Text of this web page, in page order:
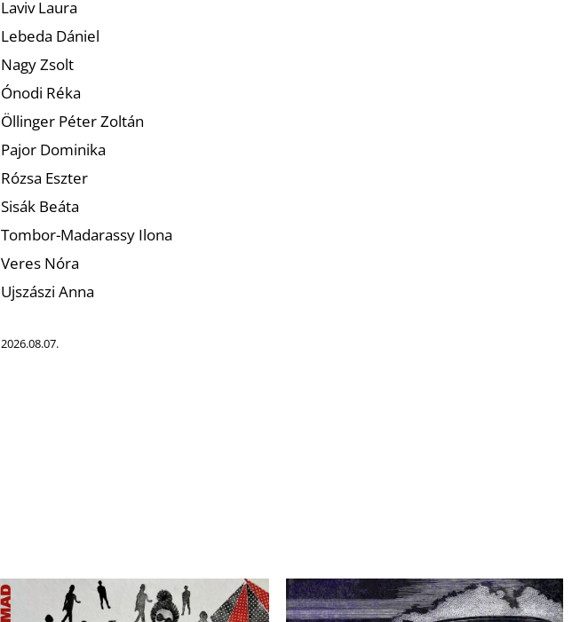
Laviv Laura
Lebeda Dániel
Nagy Zsolt
Ónodi Réka
Öllinger Péter Zoltán
Pajor Dominika
Rózsa Eszter
Sisák Beáta
Tombor-Madarassy Ilona
Veres Nóra
Ujszászi Anna
2026.08.07.